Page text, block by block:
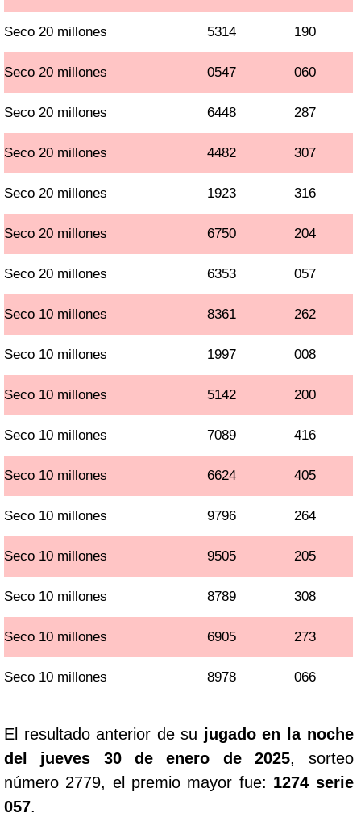
Seco 20 millones 5314 190
Seco 20 millones 0547 060
Seco 20 millones 6448 287
Seco 20 millones 4482 307
Seco 20 millones 1923 316
Seco 20 millones 6750 204
Seco 20 millones 6353 057
Seco 10 millones 8361 262
Seco 10 millones 1997 008
Seco 10 millones 5142 200
Seco 10 millones 7089 416
Seco 10 millones 6624 405
Seco 10 millones 9796 264
Seco 10 millones 9505 205
Seco 10 millones 8789 308
Seco 10 millones 6905 273
Seco 10 millones 8978 066
El resultado anterior de su jugado en la noche
del jueves 30 de enero de 2025, sorteo
número 2779, el premio mayor fue: 1274 serie
057.